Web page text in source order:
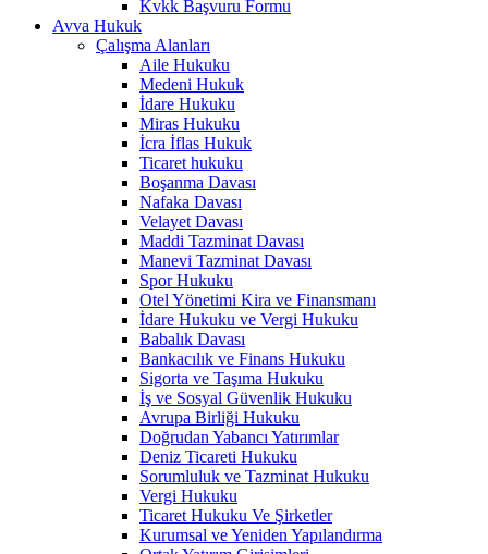
Kvkk Başvuru Formu
Avva Hukuk
Çalışma Alanları
Aile Hukuku
Medeni Hukuk
İdare Hukuku
Miras Hukuku
İcra İflas Hukuk
Ticaret hukuku
Boşanma Davası
Nafaka Davası
Velayet Davası
Maddi Tazminat Davası
Manevi Tazminat Davası
Spor Hukuku
Otel Yönetimi Kira ve Finansmanı
İdare Hukuku ve Vergi Hukuku
Babalık Davası
Bankacılık ve Finans Hukuku
Sigorta ve Taşıma Hukuku
İş ve Sosyal Güvenlik Hukuku
Avrupa Birliği Hukuku
Doğrudan Yabancı Yatırımlar
Deniz Ticareti Hukuku
Sorumluluk ve Tazminat Hukuku
Vergi Hukuku
Ticaret Hukuku Ve Şirketler
Kurumsal ve Yeniden Yapılandırma